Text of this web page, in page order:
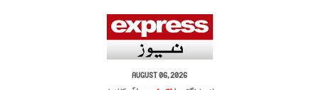
AUGUST 06, 2026